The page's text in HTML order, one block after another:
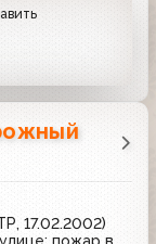
17.02.2002)